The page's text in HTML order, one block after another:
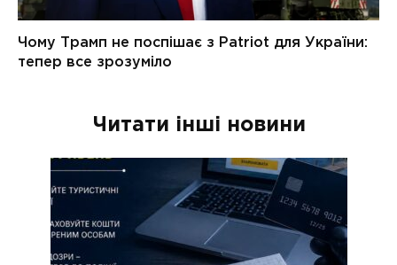
Читати інші новини